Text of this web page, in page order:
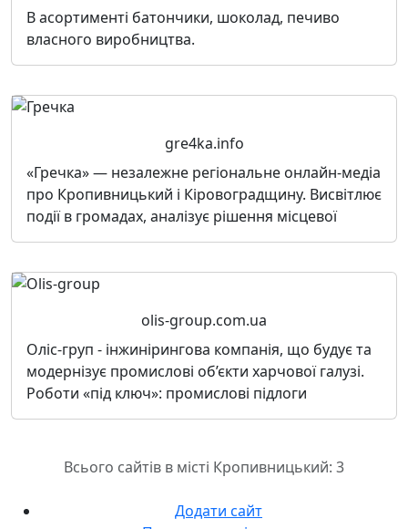
В асортименті батончики, шоколад, печиво
власного виробництва.
gre4ka.info
«Гречка» — незалежне регіональне онлайн-медіа
про Кропивницький і Кіровоградщину. Висвітлює
події в громадах, аналізує рішення місцевої
olis-group.com.ua
Оліс-груп - інжинірингова компанія, що будує та
модернізує промислові об’єкти харчової галузі.
Роботи «під ключ»: промислові підлоги
Всього сайтів в місті Кропивницький: 3
Додати сайт